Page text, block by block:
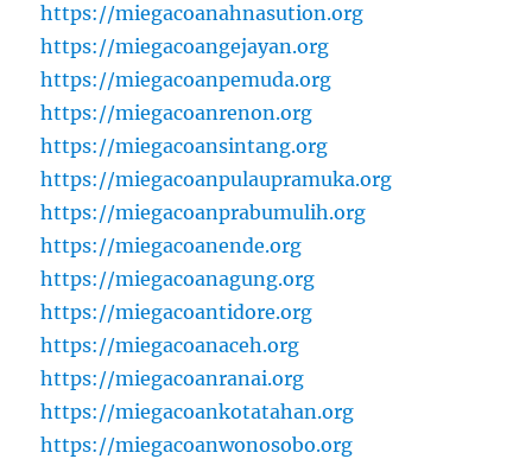
https://miegacoanahnasution.org
https://miegacoangejayan.org
https://miegacoanpemuda.org
https://miegacoanrenon.org
https://miegacoansintang.org
https://miegacoanpulaupramuka.org
https://miegacoanprabumulih.org
https://miegacoanende.org
https://miegacoanagung.org
https://miegacoantidore.org
https://miegacoanaceh.org
https://miegacoanranai.org
https://miegacoankotatahan.org
https://miegacoanwonosobo.org